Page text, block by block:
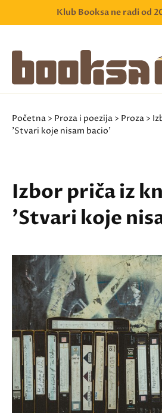
Klub Booksa ne radi od
Početna > Proza i poezija > Proza >
'Stvari koje nisam bacio'
Izbor priča iz
'Stvari koje